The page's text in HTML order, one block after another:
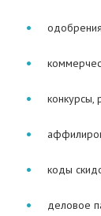
одобрения
конкурсы,
коды
деловое